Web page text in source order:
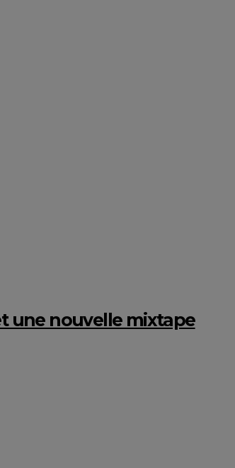
une nouvelle mixtape